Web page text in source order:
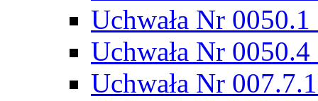
Uchwała Nr
Uchwała Nr
Uchwała Nr